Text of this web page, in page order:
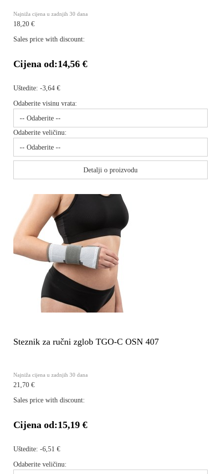
Najniža cijena u zadnjih 30 dana
18,20 €
Sales price with discount:
Cijena od:14,56 €
Uštedite: -3,64 €
Odaberite visinu vrata:
Odaberite veličinu:
Detalji o proizvodu
Steznik za ručni zglob TGO-C OSN 407
Najniža cijena u zadnjih 30 dana
21,70 €
Sales price with discount:
Cijena od:15,19 €
Uštedite: -6,51 €
Odaberite veličinu: